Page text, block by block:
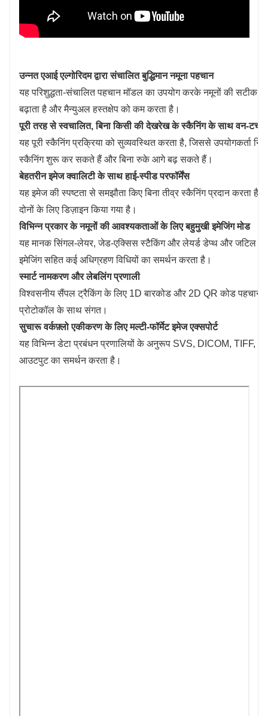
उन्नत एआई एल्गोरिदम द्वारा संचालित बुद्धिमान नमूना पहचान
यह परिशुद्धता-संचालित पहचान मॉडल का उपयोग करके नमूनों की सटीक
बढ़ाता है और मैन्युअल हस्तक्षेप को कम करता है।
पूरी तरह से स्वचालित, बिना किसी की देखरेख के स्कैनिंग के साथ वन-टच
यह पूरी स्कैनिंग प्रक्रिया को सुव्यवस्थित करता है, जिससे उपयोगकर्ता
स्कैनिंग शुरू कर सकते हैं और बिना रुके आगे बढ़ सकते हैं।
बेहतरीन इमेज क्वालिटी के साथ हाई-स्पीड परफॉर्मेंस
यह इमेज की स्पष्टता से समझौता किए बिना तीव्र स्कैनिंग प्रदान करता
दोनों के लिए डिज़ाइन किया गया है।
विभिन्न प्रकार के नमूनों की आवश्यकताओं के लिए बहुमुखी इमेजिंग मोड
यह मानक सिंगल-लेयर, जेड-एक्सिस स्टैकिंग और लेयर्ड डेप्थ और जटिल
इमेजिंग सहित कई अधिग्रहण विधियों का समर्थन करता है।
स्मार्ट नामकरण और लेबलिंग प्रणाली
विश्वसनीय सैंपल ट्रैकिंग के लिए 1D बारकोड और 2D QR कोड पहचान
प्रोटोकॉल के साथ संगत।
सुचारू वर्कफ़्लो एकीकरण के लिए मल्टी-फॉर्मेट इमेज एक्सपोर्ट
यह विभिन्न डेटा प्रबंधन प्रणालियों के अनुरूप SVS, DICOM, TIFF,
आउटपुट का समर्थन करता है।